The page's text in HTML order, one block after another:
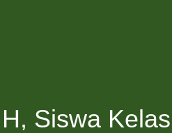
Siswa